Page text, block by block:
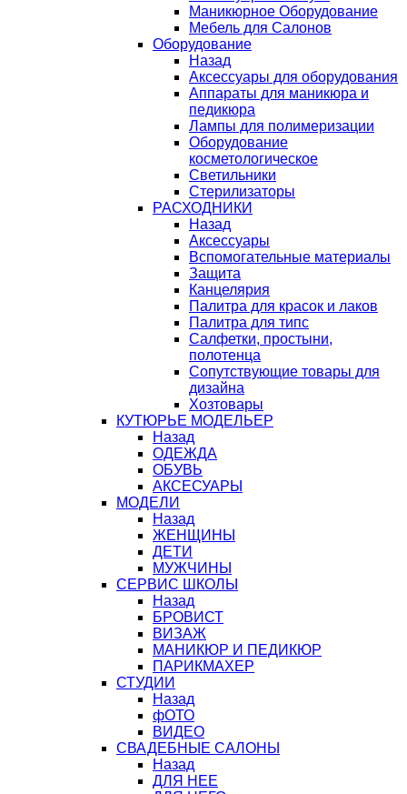
Маникюрное Оборудование
Мебель для Салонов
Оборудование
Назад
Аксессуары для оборудования
Аппараты для маникюра и
педикюра
Лампы для полимеризации
Оборудование
косметологическое
Светильники
Стерилизаторы
РАСХОДНИКИ
Назад
Аксессуары
Вспомогательные материалы
Защита
Канцелярия
Палитра для красок и лаков
Палитра для типс
Салфетки, простыни,
полотенца
Сопутствующие товары для
дизайна
Хозтовары
КУТЮРЬЕ МОДЕЛЬЕР
Назад
ОДЕЖДА
ОБУВЬ
АКСЕСУАРЫ
МОДЕЛИ
Назад
ЖЕНЩИНЫ
ДЕТИ
МУЖЧИНЫ
СЕРВИС ШКОЛЫ
Назад
БРОВИСТ
ВИЗАЖ
МАНИКЮР И ПЕДИКЮР
ПАРИКМАХЕР
СТУДИИ
Назад
фОТО
ВИДЕО
СВАДЕБНЫЕ САЛОНЫ
Назад
ДЛЯ НЕЕ